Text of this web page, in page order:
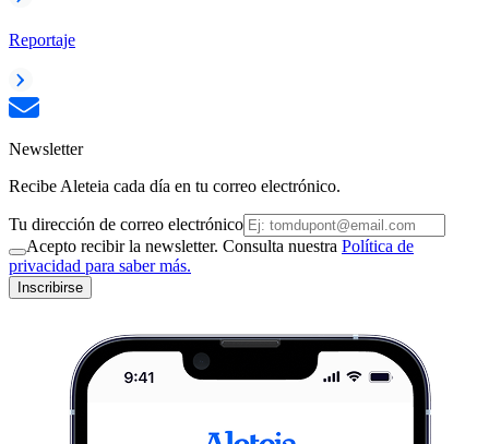
Reportaje
Newsletter
Recibe Aleteia cada día en tu correo electrónico.
Tu dirección de correo electrónico
Acepto recibir la newsletter. Consulta nuestra Política de
privacidad para saber más.
Inscribirse